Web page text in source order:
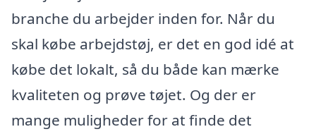
branche du arbejder inden for. Når du
skal købe arbejdstøj, er det en god idé at
købe det lokalt, så du både kan mærke
kvaliteten og prøve tøjet. Og der er
mange muligheder for at finde det